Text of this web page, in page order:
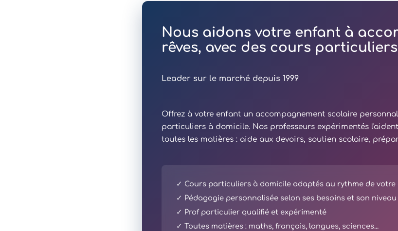
Nous aidons votre enfant à
rêves, avec des cours
Leader sur le marché depuis 1999
Offrez à votre enfant un accompagnement scolaire
particuliers à domicile. Nos professeurs expérimentés
toutes les matières : aide aux devoirs, soutien scolaire,
✓ Cours particuliers à domicile adaptés au rythme de votre
✓ Pédagogie personnalisée selon ses besoins et son niveau
✓ Prof particulier qualifié et expérimenté
✓ Toutes matières : maths, français, langues, sciences...